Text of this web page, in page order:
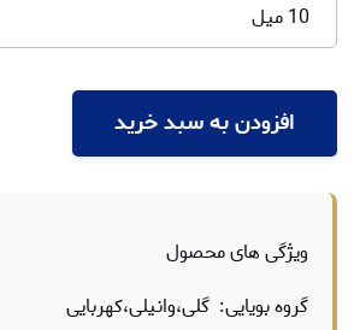
10 میل
افزودن به سبد خرید
ویژگی های محصول
گروه بویایی: گلی،وانیلی،کهربایی